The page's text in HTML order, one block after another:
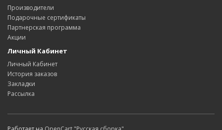
Производители
Подарочные сертификаты
Партнерская программа
Акции
Личный Кабинет
Личный Кабинет
История заказов
Закладки
Рассылка